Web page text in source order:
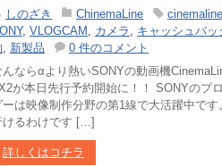
しのざき ChinemaLine cinemaline
, VLOGCAM , カメラ , キャッシュバッ
, 新製品
0 件のコメント
んならαより熱いSONYの動画機
が本日先行予約開始に！！ SONYのプ
ーは映像制作分野の第1線で大活躍中で
けるわけです […]
詳しくはコチラ